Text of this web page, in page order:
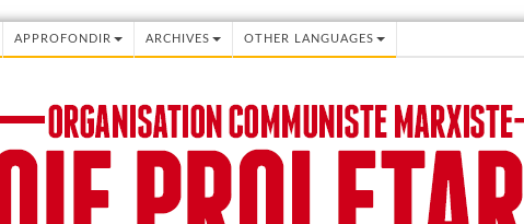
APPROFONDIR ARCHIVES OTHER LANGUAGES